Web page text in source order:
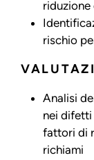
riduzione
rischio
Analisi
nei
fattori di
richiami